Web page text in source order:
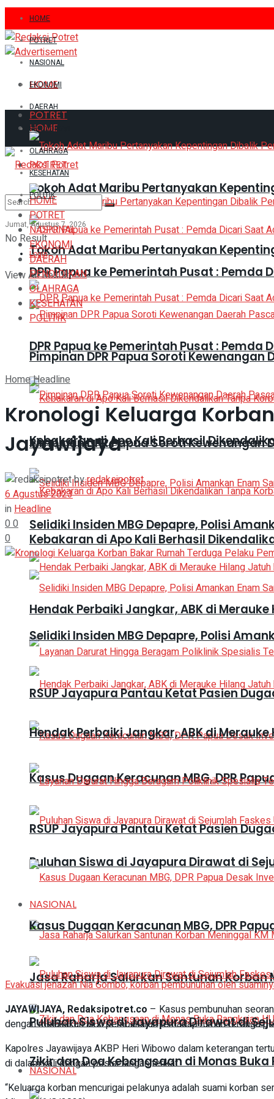
HOME
POTRET
NASIONAL
EKONOMI
DAERAH
PENDIDIKAN
OLAHRAGA
KESEHATAN
POLITIK
Jumat, Agustus 7, 2026
Login
HOME
POTRET
Tokoh Adat Maribu Pertanyakan
DPR Papua ke Pemerintah Pusat :
Pimpinan DPR Papua Soroti
Kebakaran di Apo Kali Berhasil
Selidiki Insiden MBG Depapre, Polisi
Hendak Perbaiki Jangkar, ABK di
RSUP Jayapura Pantau Ketat Pasien
Kasus Dugaan Keracunan MBG, DPR
Puluhan Siswa di Jayapura Dirawat di
NASIONAL
Jasa Raharja Salurkan Santunan Korban
Zikir dan Doa Kebangsaan di Monas Buka
HOME
POTRET
Tokoh Adat Maribu Pertanyakan
DPR Papua ke Pemerintah Pusat :
Pimpinan DPR Papua Soroti Kewenangan
Kebakaran di Apo Kali Berhasil
Selidiki Insiden MBG Depapre, Polisi
Hendak Perbaiki Jangkar, ABK di
RSUP Jayapura Pantau Ketat Pasien
Kasus Dugaan Keracunan MBG, DPR
Puluhan Siswa di Jayapura Dirawat di
NASIONAL
No Result
View All Result
HOME
POTRET
NASIONAL
EKONOMI
DAERAH
PENDIDIKAN
OLAHRAGA
KESEHATAN
POLITIK
HomeHeadline
Kronologi Keluarga
Jayawijaya
byredaksipotret
6 Agustus 2023
inHeadline
00
0
Evakuasi jenazah Nia Gombo, korban pembunuhan oleh
JAYAWIJAYA, Redaksipotret.co – Kasus pembunuhan
dengan melakukan aksi pembakaran terhadap rumah terduga
Kapolres Jayawijaya AKBP Heri Wibowo dalam keterangan
di dalam kali dengan posisi tangan terikat.
“Keluarga korban mencurigai pelakunya adalah suami korban